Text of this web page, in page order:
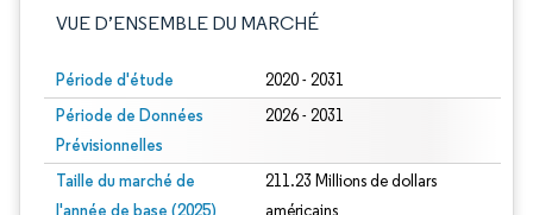
VUE D’ENSEMBLE DU MARCHÉ
Période d'étude 2020 - 2031
Période de Données
Prévisionnelles
2026 - 2031
Taille du marché de
l'année de base (2025)
211.23 Millions de dollars
américains